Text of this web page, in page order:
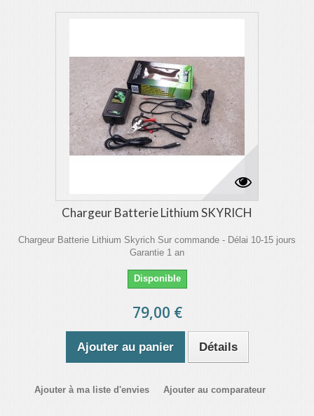
Chargeur Batterie Lithium SKYRICH
Chargeur Batterie Lithium Skyrich Sur commande - Délai 10-15 jours
Garantie 1 an
Disponible
79,00 €
Ajouter au panier Détails
Ajouter à ma liste d'envies Ajouter au comparateur